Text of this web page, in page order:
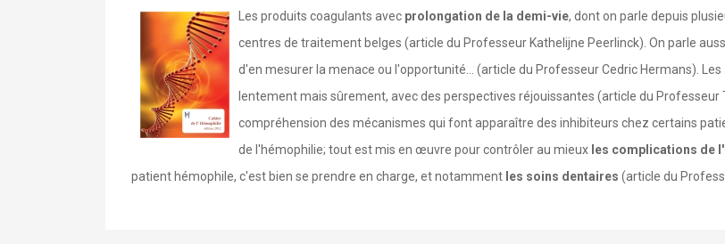
Les produits coagulants avec prolongation de la demi-vie, dont on parle depuis
centres de traitement belges (article du Professeur Kathelijne Peerlinck). On parle
d'en mesurer la menace ou l'opportunité... (article du Professeur Cedric Hermans). Les
lentement mais sûrement, avec des perspectives réjouissantes (article du Professeur
compréhension des mécanismes qui font apparaître des inhibiteurs chez certains
de l'hémophilie; tout est mis en œuvre pour contrôler au mieuxles complications de
patient hémophile, c'est bien se prendre en charge, et notammentles soins dentaires (article du